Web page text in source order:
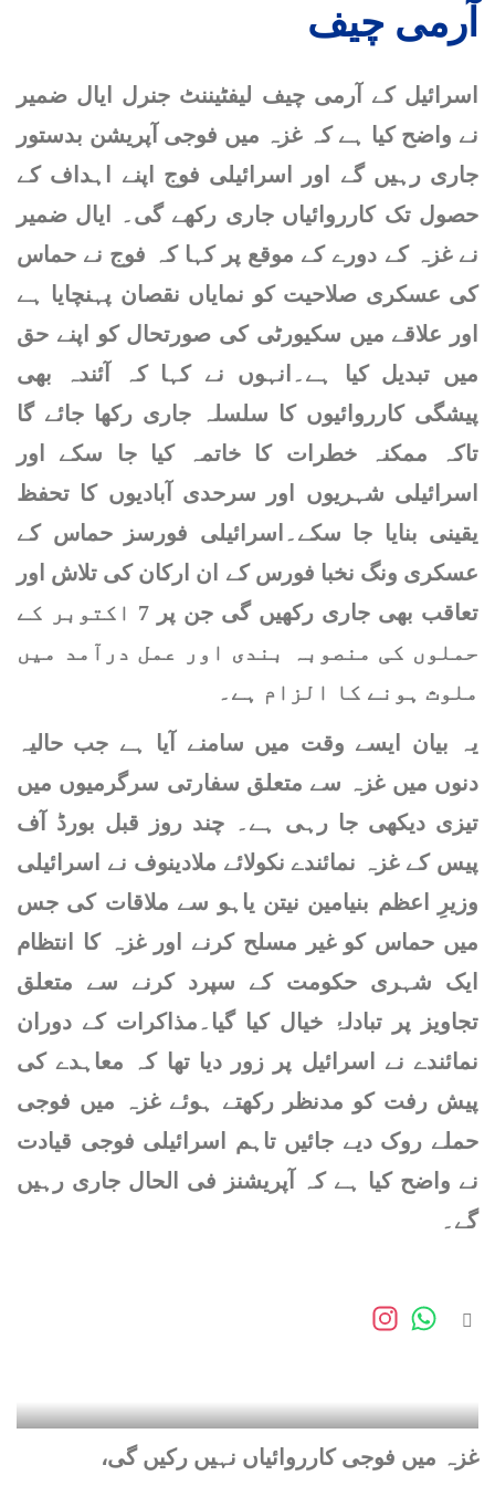
راولپنڈی : فائرنگ سے مرد اور
خاتون جاں بحق
کراچی: رات گئے مختلف علاقوں
زخمی سمیت 12 ڈاکو گرفتار
مالی سال کے پہلے ماہ برآمدات
میں 31 فیصد سے زائد اضافہ
ریکارڈ
سونے کی قیمت میں مسلسل
چوتھے روز اضافہ، سات ہفتوں
کی بلند ترین سطح پر پہنچ گیا
عالمی منڈی : خام تیل کی
قیمتوں میں بڑی کمی
حسینہ واجد کا خطاب سننے پر
بنگلادیشی کرکٹر شکیب الحسن
کے گھر پر بم حملہ
قومی ویمن کرکٹ ٹیم وطن
واپس پہنچ گئی
آئی ٹی ایف ماسٹرز ورلڈ ٹیم
چیمپئن شپ، پاکستان نے امریکا
کو ہرا دیا
چھکوں کی برسات ، بٹلر
پاکستان نے دوسرے ٹیسٹ میں
ویسٹ انڈیز کو 8 وکٹوں سے
شکست دے دی
اوکاڑہ : ٹرک کی موٹر سائیکل
کو ٹکر، نوجوان جاں بحق.
دوسرا زخمی
لاہور: اسلام پورہ میں لڑکی کے
کان سے بالی نوچنے والی خاتون
آرمی چیف
اسرائیل کے آرمی چیف لیفٹیننٹ جنرل ایال ضمیر
نے واضح کیا ہے کہ غزہ میں فوجی آپریشن بدستور
جاری رہیں گے اور اسرائیلی فوج اپنے اہداف کے
حصول تک کارروائیاں جاری رکھے گی۔ ایال ضمیر
نے غزہ کے دورے کے موقع پر کہا کہ فوج نے حماس
کی عسکری صلاحیت کو نمایاں نقصان پہنچایا ہے
اور علاقے میں سکیورٹی کی صورتحال کو اپنے حق
میں تبدیل کیا ہے۔ انہوں نے کہا کہ آئندہ بھی
پیشگی کارروائیوں کا سلسلہ جاری رکھا جائے گا
تاکہ ممکنہ خطرات کا خاتمہ کیا جا سکے اور
اسرائیلی شہریوں اور سرحدی آبادیوں کا تحفظ
یقینی بنایا جا سکے۔ اسرائیلی فورسز حماس کے
عسکری ونگ نخبا فورس کے ان ارکان کی تلاش اور
تعاقب بھی جاری رکھیں گی جن پر 7 اکتوبر کے
حملوں کی منصوبہ بندی اور عمل درآمد میں
ملوث ہونے کا الزام ہے۔
یہ بیان ایسے وقت میں سامنے آیا ہے جب حالیہ
دنوں میں غزہ سے متعلق سفارتی سرگرمیوں میں
تیزی دیکھی جا رہی ہے۔ چند روز قبل بورڈ آف
پیس کے غزہ نمائندے نکولائے ملادینوف نے اسرائیلی
وزیرِ اعظم بنیامین نیتن یاہو سے ملاقات کی جس
میں حماس کو غیر مسلح کرنے اور غزہ کا انتظام
ایک شہری حکومت کے سپرد کرنے سے متعلق
تجاویز پر تبادلۂ خیال کیا گیا۔ مذاکرات کے دوران
نمائندے نے اسرائیل پر زور دیا تھا کہ معاہدے کی
پیش رفت کو مدنظر رکھتے ہوئے غزہ میں فوجی
حملے روک دیے جائیں تاہم اسرائیلی فوجی قیادت
نے واضح کیا ہے کہ آپریشنز فی الحال جاری رہیں
گے۔
غزہ میں فوجی کارروائیاں نہیں رکیں گی،